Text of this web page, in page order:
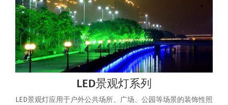
LED景观灯系列
LED景观灯应用于户外公共场所、广场、公园等场景的装饰性照